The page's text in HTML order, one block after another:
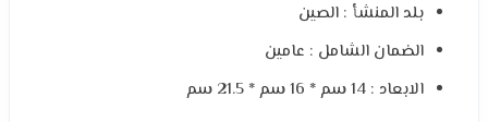
بلد المنشأ : الصين
الضمان الشامل : عامين
الابعاد : 14 سم * 16 سم * 21.5 سم